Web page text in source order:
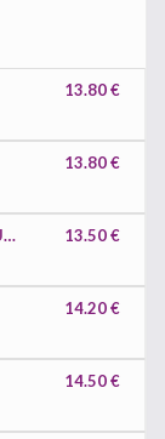
13.80 €
13.80 €
303. POULET À LA SAUCE AIGRE-DOUCE 13.50 €
14.20 €
14.50 €